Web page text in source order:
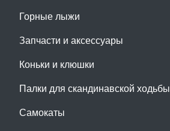
Горные лыжи
Запчасти и аксессуары
Коньки и клюшки
Палки для скандинавской ходьбы
Самокаты